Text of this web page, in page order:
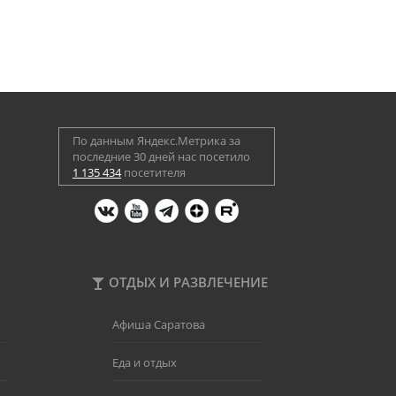
По данным Яндекс.Метрика за
последние 30 дней нас посетило
1 135 434посетителя
ОТДЫХ И РАЗВЛЕЧЕНИЕ
Афиша Саратова
Еда и отдых